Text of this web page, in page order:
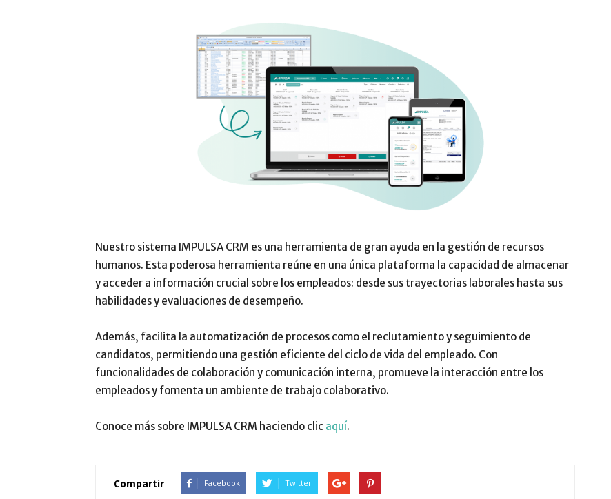
Nuestro sistema IMPULSA CRM es una herramienta de gran ayuda en la gestión de recursos
humanos. Esta poderosa herramienta reúne en una única plataforma la capacidad de almacenar
y acceder a información crucial sobre los empleados: desde sus trayectorias laborales hasta sus
habilidades y evaluaciones de desempeño.
Además, facilita la automatización de procesos como el reclutamiento y seguimiento de
candidatos, permitiendo una gestión eficiente del ciclo de vida del empleado. Con
funcionalidades de colaboración y comunicación interna, promueve la interacción entre los
empleados y fomenta un ambiente de trabajo colaborativo.
Conoce más sobre IMPULSA CRM haciendo clic aquí.
Compartir Facebook Twitter